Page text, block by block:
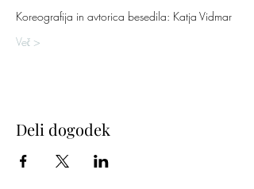
Koreografija in avtorica besedila: Katja Vidmar
Več >
Deli dogodek